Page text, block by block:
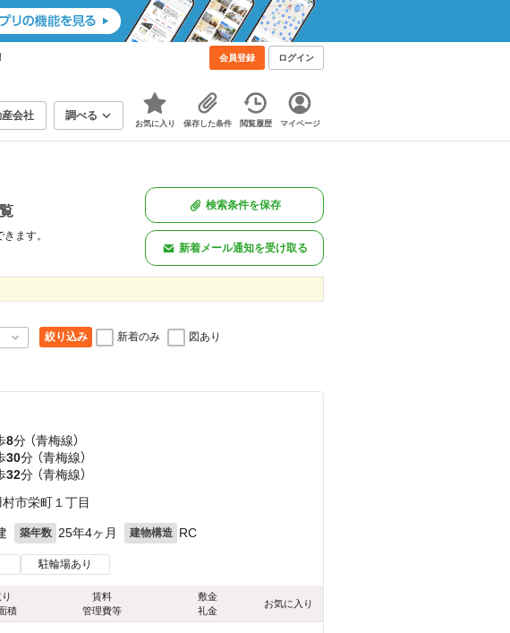
会員登録 ログイン
会社 調べる
お気に入り 保存した条件 閲覧履歴 マイページ
ます。
検索条件を保存
新着メール通知を受け取る
絞り込み 新着のみ 図あり
8分 （青梅線）
30分 （青梅線）
32分 （青梅線）
市栄町１丁目
築年数 25年4ヶ月 建物構造 RC
駐輪場あり
積
賃料
管理費等
敷金
礼金
お気に入り